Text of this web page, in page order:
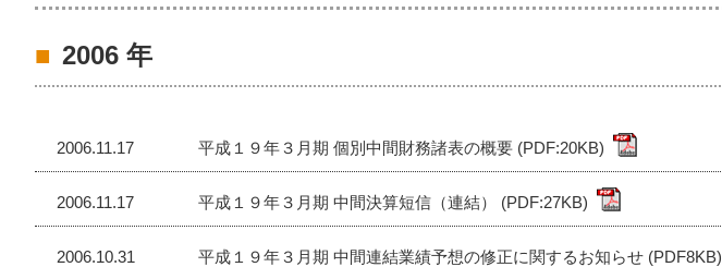
2006 年
2006.11.17 平成１９年３月期 個別中間財務諸表の概要 (PDF:20KB)
2006.11.17 平成１９年３月期 中間決算短信（連結） (PDF:27KB)
2006.10.31 平成１９年３月期 中間連結業績予想の修正に関するお知らせ (PDF8KB)